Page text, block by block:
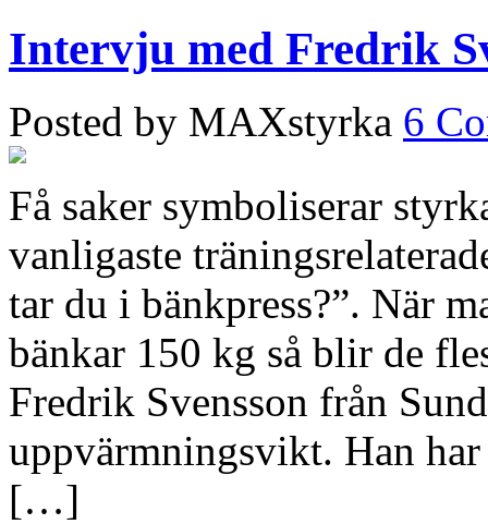
Intervju med Fredrik
Posted by MAXstyrka 6
Få saker symboliserar
vanligaste
tar du i bänkpress?”. När
bänkar 150 kg så blir de
Fredrik Svensson från
uppvärmningsvikt. Han
[…]